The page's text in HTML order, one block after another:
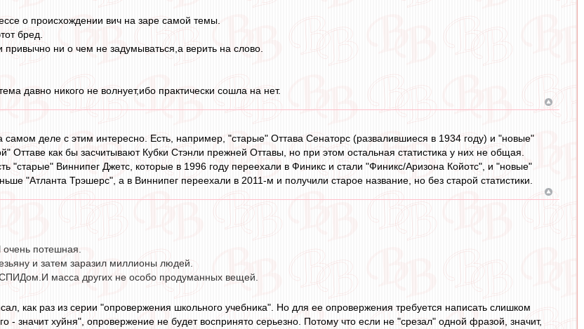
о происхождении вич на заре самой темы.
бред.
привычно ни о чем не задумываться,а верить на слово.
давно никого не волнует,ибо практически сошла на нет.
самом деле с этим интересно. Есть, например, "старые" Оттава Сенаторс (развалившиеся в 1934 году) и "новые"
Оттаве как бы засчитывают Кубки Стэнли прежней Оттавы, но при этом остальная статистика у них не общая.
"старые" Виннипег Джетс, которые в 1996 году переехали в Финикс и стали "Финикс/Аризона Койотс", и "новые"
"Атланта Трэшерс", а в Виннипег переехали в 2011-м и получили старое название, но без старой статистики.
потешная.
и затем заразил миллионы людей.
масса других не особо продуманных вещей.
как раз из серии "опровержения школьного учебника". Но для ее опровержения требуется написать слишком
- значит хуйня", опровержение не будет воспринято серьезно. Потому что если не "срезал" одной фразой, значит,